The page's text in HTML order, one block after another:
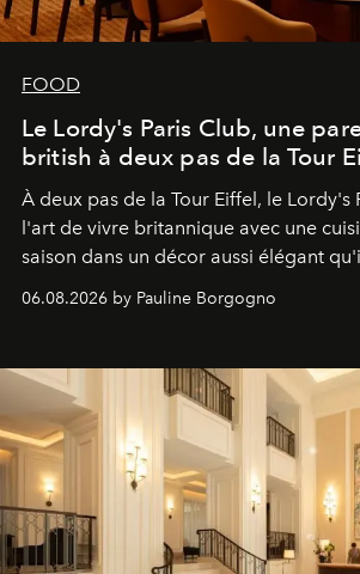
FOOD
Le Lordy's Paris Club, une
british à deux pas de la Tour
À deux pas de la Tour Eiffel, le Lordy's
l'art de vivre britannique avec une
saison dans un décor aussi élégant
06.08.2026 by Pauline Borgogno